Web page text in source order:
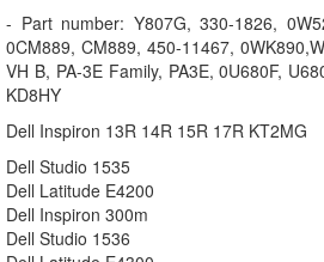
- Part number: Y807G, 330-1826,
0CM889, CM889, 450-11467,
VH B, PA-3E Family, PA3E, 0U680F,
KD8HY
Dell Inspiron 13R 14R 15R 17R KT2MG
Dell Studio 1535
Dell Latitude E4200
Dell Inspiron 300m
Dell Studio 1536